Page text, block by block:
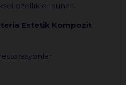
özellikler sunar..
Estetik Kompozit